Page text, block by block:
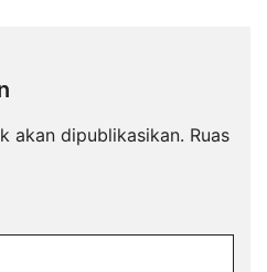
akan dipublikasikan. Ruas